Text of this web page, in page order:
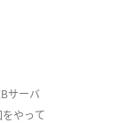
サーバ
やって